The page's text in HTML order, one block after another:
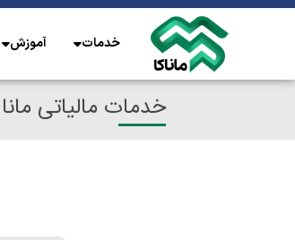
خدمات آموزش
خدمات مالیاتی